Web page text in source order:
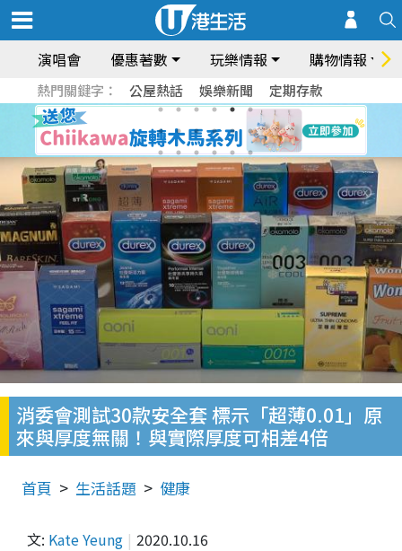
演唱會 優惠著數 玩樂情報 購物情報
熱門關鍵字： 公屋熱話 娛樂新聞 定期存款
消委會測試30款安全套 標示「超薄0.01」原
來與厚度無關！與實際厚度可相差4倍
首頁 生活話題 健康
文: Kate Yeung 2020.10.16